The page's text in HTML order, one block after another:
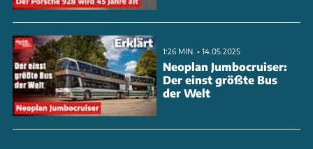
1:26 MIN. • 14.05.2025
Neoplan Jumbocruiser:
Der einst größte Bus
der Welt